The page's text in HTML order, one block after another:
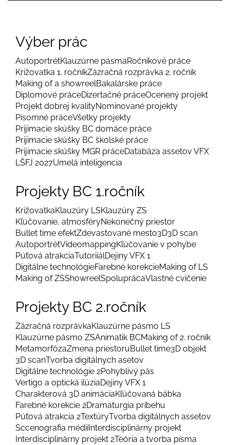
Výber prác
AutoportrétKlauzúrne pásmaRočníkové práce
Križovatka 1. ročníkZázračná rozprávka 2. ročník
Making of a showreelBakalárske práce
Diplomové práceDizertačné práceOcenený projekt
Projekt dobrej kvalityNominované projekty
Písomné práceVšetky projekty
Prijímacie skúšky BC domáce práce
Prijimacie skúšky BC školské práce
Prijimacie skúšky MGR práceDatabáza assetov VFX
LŠFJ 2027Umelá inteligencia
Projekty BC 1.ročník
KrižovatkaKlauzúry LSKlauzúry ZS
Kľúčovanie, atmosféryNekonečný priestor
Bullet time efektZdevastované mesto3D3D scan
AutoportrétVideomappingKľúčovanie v pohybe
Púťová atrakciaTutoriiálDejiny VFX 1
Digitálne technológieFarebné korekcieMaking of LS
Making of ZSShowreelSpoluprácaVlastné cvičenie
Projekty BC 2.ročník
Zázračná rozprávkaKlauzúrne pásmo LS
Klauzúrne pásmo ZSAnimatik BCMaking of 2. ročník
MetamorfózaZmena priestoruBullet time3D objekt
3D scanTvorba digitálnych asetov
Digitálne technológie 2Pohyblivý pás
Vertigo a optická ilúziaDejiny VFX 1
Charakterová 3D animáciaKľúčovaná bábka
Farebné korekcie 2Dramaturgia príbehu
Púťová atrakcia 2TextúryTvorba digitálnych assetov
Sccenografia médiíInterdisciplinárny projekt
Interdisciplinárny projekt 2Teória a tvorba písma